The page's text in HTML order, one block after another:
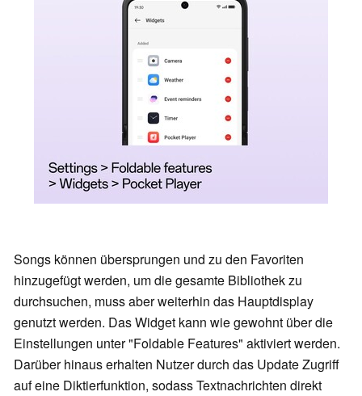
Songs können übersprungen und zu den Favoriten
hinzugefügt werden, um die gesamte Bibliothek zu
durchsuchen, muss aber weiterhin das Hauptdisplay
genutzt werden. Das Widget kann wie gewohnt über die
Einstellungen unter "Foldable Features" aktiviert werden.
Darüber hinaus erhalten Nutzer durch das Update Zugriff
auf eine Diktierfunktion, sodass Textnachrichten direkt